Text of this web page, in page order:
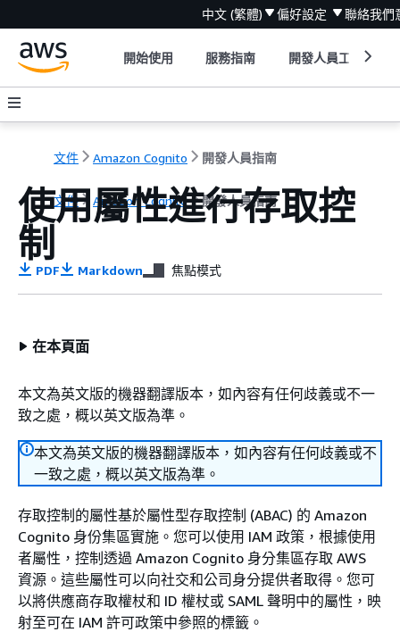
中文 (繁體) 偏好設定 聯絡我們
開始使用 服務指南 開發人員工具
文件 Amazon Cognito 開發人員指南
文件 Amazon Cognito 開發人員指南
使用屬性進行存取控
制
PDF Markdown 焦點模式
在本頁面
本文為英文版的機器翻譯版本，如內容有任何歧義或不一
致之處，概以英文版為準。
本文為英文版的機器翻譯版本，如內容有任何歧義或不
一致之處，概以英文版為準。
存取控制的屬性基於屬性型存取控制 (ABAC) 的 Amazon
Cognito 身份集區實施。您可以使用 IAM 政策，根據使用
者屬性，控制透過 Amazon Cognito 身分集區存取 AWS
資源。這些屬性可以向社交和公司身分提供者取得。您可
以將供應商存取權杖和 ID 權杖或 SAML 聲明中的屬性，映
射至可在 IAM 許可政策中參照的標籤。